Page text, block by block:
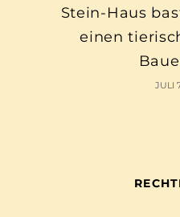
Stein-Haus
einen
JULI